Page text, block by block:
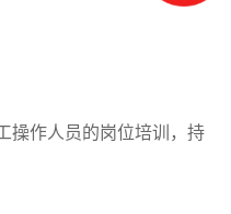
操作人员的岗位培训，持